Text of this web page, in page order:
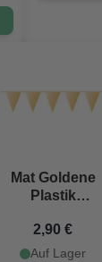
Mat Goldene
Plastik
Girlande - 10
Meter
2,90 €
Auf Lager